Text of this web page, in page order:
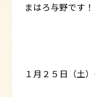
まはろ与野です！
１月２５日（土